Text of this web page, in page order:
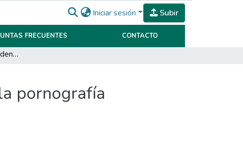
Iniciar sesión Subir
FRECUENTES CONTACTO
El derecho a la independencia moral aplicado a la pornografía
pornografía